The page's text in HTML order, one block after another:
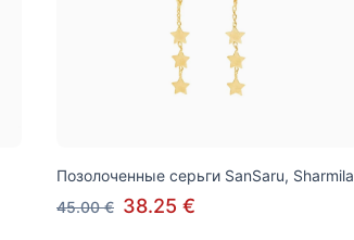
Позолоченные серьги SanSaru, Sharmila
45.00 € 38.25 €